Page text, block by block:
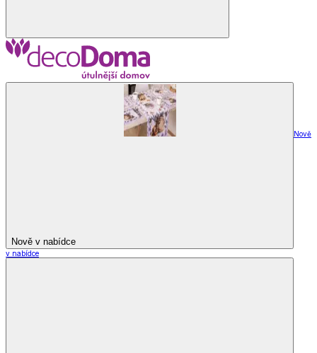
Nově v nabídce
Nově
v nabídce